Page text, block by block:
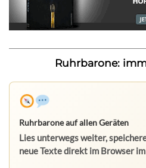
Ruhrbarone:
Ruhrbarone auf allen Geräten
Lies unterwegs weiter,
neue Texte direkt im Browser